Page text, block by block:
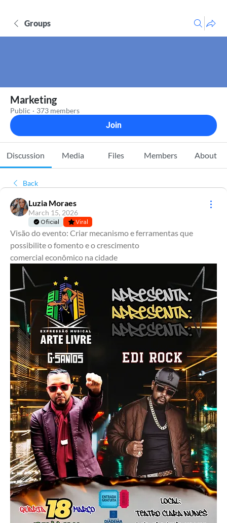
Groups
Marketing
Public · 373 members
Join
Discussion Media Files Members About
Back
Luzia Moraes
March 15, 2026
Oficial Viral
Visão do evento: Criar mecanismo e ferramentas que
possibilite o fomento e o crescimento
comercial econômico na cidade